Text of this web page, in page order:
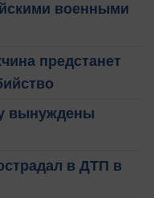
военными
предстанет
вынуждены
в ДТП в